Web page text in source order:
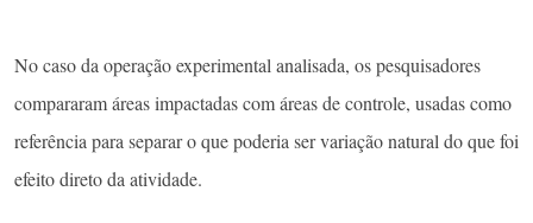
No caso da operação experimental analisada, os pesquisadores
compararam áreas impactadas com áreas de controle, usadas como
referência para separar o que poderia ser variação natural do que foi
efeito direto da atividade.